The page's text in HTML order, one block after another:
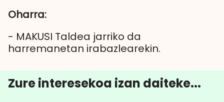
Oharra:
- MAKUSI Taldea jarriko da
harremanetan irabazlearekin.
Zure interesekoa izan daiteke...